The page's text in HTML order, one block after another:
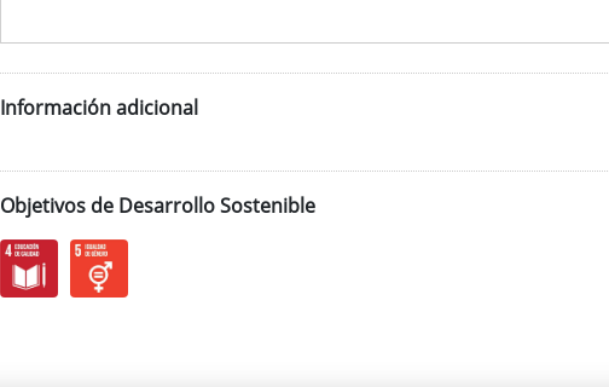
Información adicional
Objetivos de Desarrollo Sostenible